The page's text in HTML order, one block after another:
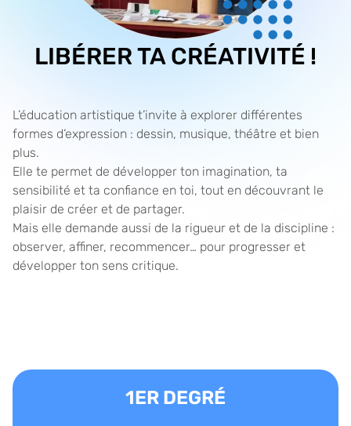
LIBÉRER TA CRÉATIVITÉ !
L’éducation artistique t’invite à explorer différentes
formes d’expression : dessin, musique, théâtre et bien
plus.
Elle te permet de développer ton imagination, ta
sensibilité et ta confiance en toi, tout en découvrant le
plaisir de créer et de partager.
Mais elle demande aussi de la rigueur et de la discipline :
observer, affiner, recommencer… pour progresser et
développer ton sens critique.
1ER DEGRÉ